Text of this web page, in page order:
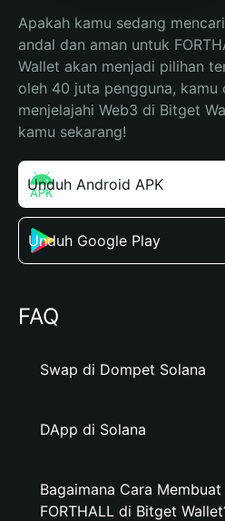
Apakah kamu sedang
andal dan aman untuk
Wallet akan menjadi pilihan
oleh 40 juta pengguna, kamu
menjelajahi Web3 di Bitget
kamu sekarang!
Unduh Android APK
Unduh Google Play
FAQ
Swap di Dompet Solana
DApp di Solana
Bagaimana Cara
FORTHALL di Bitget